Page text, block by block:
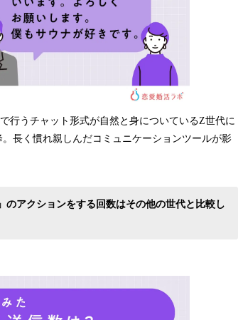
行うチャット形式が自然と身についているZ世代に
長く慣れ親しんだコミュニケーションツールが影
アクションをする回数はその他の世代と比較し